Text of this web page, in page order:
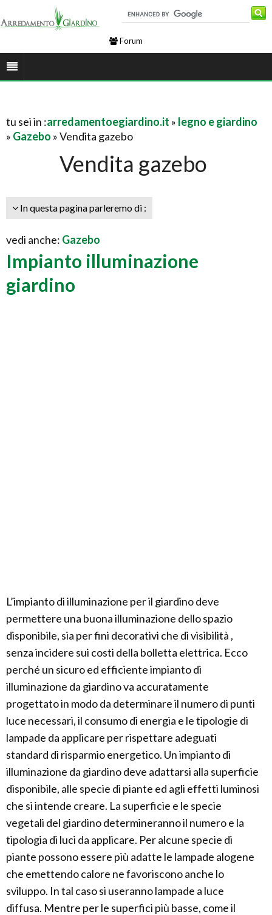
Forum
tu sei in :arredamentoegiardino.it » legno e giardino
» Gazebo » Vendita gazebo
Vendita gazebo
In questa pagina parleremo di :
vedi anche: Gazebo
Impianto illuminazione
giardino
L’impianto di illuminazione per il giardino deve
permettere una buona illuminazione dello spazio
disponibile, sia per fini decorativi che di visibilità ,
senza incidere sui costi della bolletta elettrica. Ecco
perché un sicuro ed efficiente impianto di
illuminazione da giardino va accuratamente
progettato in modo da determinare il numero di punti
luce necessari, il consumo di energia e le tipologie di
lampade da applicare per rispettare adeguati
standard di risparmio energetico. Un impianto di
illuminazione da giardino deve adattarsi alla superficie
disponibile, alle specie di piante ed agli effetti luminosi
che si intende creare. La superficie e le specie
vegetali del giardino determineranno il numero e la
tipologia di luci da applicare. Per alcune specie di
piante possono essere più adatte le lampade alogene
che emettendo calore ne favoriscono anche lo
sviluppo. In tal caso si useranno lampade a luce
diffusa. Mentre per le superfici più basse, come il